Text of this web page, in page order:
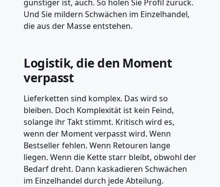
günstiger ist, auch. So holen Sie Profil zurück.
Und Sie mildern Schwächen im Einzelhandel,
die aus der Masse entstehen.
Logistik, die den Moment
verpasst
Lieferketten sind komplex. Das wird so
bleiben. Doch Komplexität ist kein Feind,
solange ihr Takt stimmt. Kritisch wird es,
wenn der Moment verpasst wird. Wenn
Bestseller fehlen. Wenn Retouren lange
liegen. Wenn die Kette starr bleibt, obwohl der
Bedarf dreht. Dann kaskadieren Schwächen
im Einzelhandel durch jede Abteilung.